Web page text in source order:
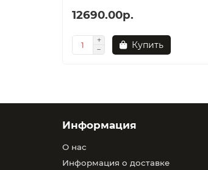
12690.00р.
Купить
Информация
О нас
Информация о доставке